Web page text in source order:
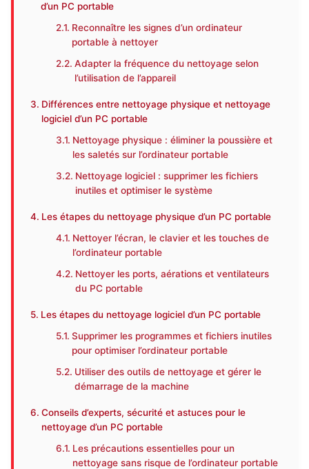
d’un PC portable
Reconnaître les signes d’un ordinateur
portable à nettoyer
Adapter la fréquence du nettoyage selon
l’utilisation de l’appareil
Différences entre nettoyage physique et nettoyage
logiciel d’un PC portable
Nettoyage physique : éliminer la poussière et
les saletés sur l’ordinateur portable
Nettoyage logiciel : supprimer les fichiers
inutiles et optimiser le système
Les étapes du nettoyage physique d’un PC portable
Nettoyer l’écran, le clavier et les touches de
l’ordinateur portable
Nettoyer les ports, aérations et ventilateurs
du PC portable
Les étapes du nettoyage logiciel d’un PC portable
Supprimer les programmes et fichiers inutiles
pour optimiser l’ordinateur portable
Utiliser des outils de nettoyage et gérer le
démarrage de la machine
Conseils d’experts, sécurité et astuces pour le
nettoyage d’un PC portable
Les précautions essentielles pour un
nettoyage sans risque de l’ordinateur portable